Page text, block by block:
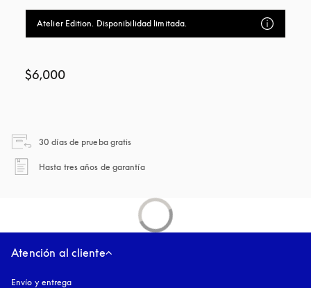
Atelier Edition. Disponibilidad limitada.
$6,000
30 días de prueba gratis
Hasta tres años de garantía
Atención al cliente
Envío y entrega